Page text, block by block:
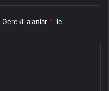
Gerekli alanlar * ile